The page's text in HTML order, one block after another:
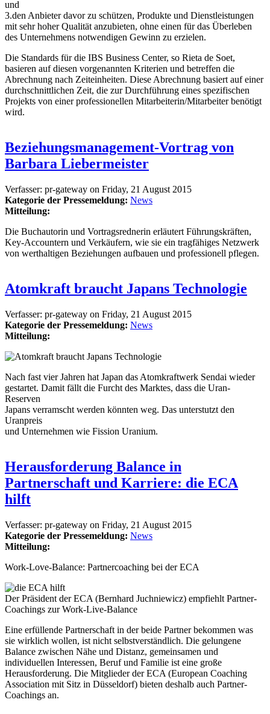
und
3.den Anbieter davor zu schützen, Produkte und Dienstleistungen
mit sehr hoher Qualität anzubieten, ohne einen für das Überleben
des Unternehmens notwendigen Gewinn zu erzielen.
Die Standards für die IBS Business Center, so Rieta de Soet,
basieren auf diesen vorgenannten Kriterien und betreffen die
Abrechnung nach Zeiteinheiten. Diese Abrechnung basiert auf einer
durchschnittlichen Zeit, die zur Durchführung eines spezifischen
Projekts von einer professionellen Mitarbeiterin/Mitarbeiter benötigt
wird.
Beziehungsmanagement-Vortrag von
Barbara Liebermeister
Verfasser: pr-gateway on Friday, 21 August 2015
Kategorie der Pressemeldung: News
Mitteilung:
Die Buchautorin und Vortragsrednerin erläutert Führungskräften,
Key-Accountern und Verkäufern, wie sie ein tragfähiges Netzwerk
von werthaltigen Beziehungen aufbauen und professionell pflegen.
Atomkraft braucht Japans Technologie
Verfasser: pr-gateway on Friday, 21 August 2015
Kategorie der Pressemeldung: News
Mitteilung:
Nach fast vier Jahren hat Japan das Atomkraftwerk Sendai wieder
gestartet. Damit fällt die Furcht des Marktes, dass die Uran-
Reserven
Japans verramscht werden könnten weg. Das unterstutzt den
Uranpreis
und Unternehmen wie Fission Uranium.
Herausforderung Balance in
Partnerschaft und Karriere: die ECA
hilft
Verfasser: pr-gateway on Friday, 21 August 2015
Kategorie der Pressemeldung: News
Mitteilung:
Work-Love-Balance: Partnercoaching bei der ECA
Der Präsident der ECA (Bernhard Juchniewicz) empfiehlt Partner-
Coachings zur Work-Live-Balance
Eine erfüllende Partnerschaft in der beide Partner bekommen was
sie wirklich wollen, ist nicht selbstverständlich. Die gelungene
Balance zwischen Nähe und Distanz, gemeinsamen und
individuellen Interessen, Beruf und Familie ist eine große
Herausforderung. Die Mitglieder der ECA (European Coaching
Association mit Sitz in Düsseldorf) bieten deshalb auch Partner-
Coachings an.